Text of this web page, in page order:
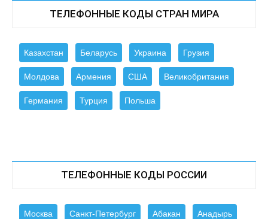
ТЕЛЕФОННЫЕ КОДЫ СТРАН МИРА
Казахстан Беларусь Украина Грузия
Молдова Армения США Великобритания
Германия Турция Польша
ТЕЛЕФОННЫЕ КОДЫ РОССИИ
Москва Санкт-Петербург Абакан Анадырь